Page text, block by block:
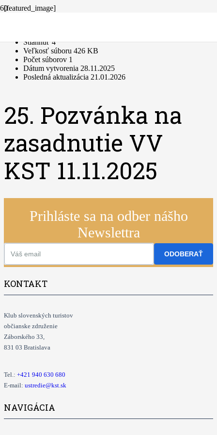
[featured_image]
Stiahnuť4
Veľkosť súboru 426 KB
Počet súborov 1
Dátum vytvorenia 28.11.2025
Posledná aktualizácia 21.01.2026
25. Pozvánka na
zasadnutie VV
KST 11.11.2025
Prihláste sa na odber nášho
Newslettra
ODOBERAŤ
KONTAKT
Klub slovenských turistov
občianske združenie
Záborského 33,
831 03 Bratislava
Tel.: +421 940 630 680
E-mail: ustredie@kst.sk
NAVIGÁCIA